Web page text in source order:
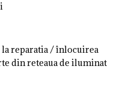
reparatia / înlocuirea
din reteaua de iluminat